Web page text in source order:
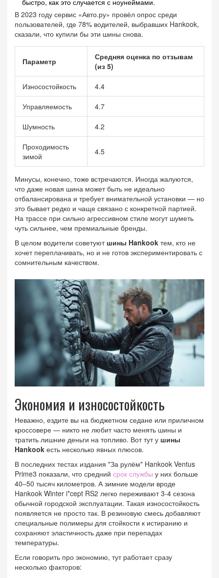
быстро, как это случается с ноунеймами.
В 2023 году сервис «Авто.ру» провёл опрос среди
пользователей, где 78% водителей, выбравших Hankook,
сказали, что купили бы эти шины снова.
Параметр
Средняя оценка по отзывам
(из 5)
Износостойкость 4.4
Управляемость 4.7
Шумность 4.2
Проходимость
зимой
4.5
Минусы, конечно, тоже встречаются. Иногда жалуются,
что даже новая шина может быть не идеально
отбалансирована и требует внимательной установки — но
это бывает редко и чаще связано с конкретной партией.
На трассе при сильно агрессивном стиле могут шуметь
чуть сильнее, чем премиальные бренды.
В целом водители советуют шины Hankook тем, кто не
хочет переплачивать, но и не готов экспериментировать с
сомнительным качеством.
Экономия и износостойкость
Неважно, ездите вы на бюджетном седане или приличном
кроссовере — никто не любит часто менять шины и
тратить лишние деньги на топливо. Вот тут у шины
Hankook есть несколько явных плюсов.
В последних тестах издания "За рулём" Hankook Ventus
Prime3 показали, что средний срок службы у них больше
40–50 тысяч километров. А зимние модели вроде
Hankook Winter i*cept RS2 легко переживают 3-4 сезона
обычной городской эксплуатации. Такая износостойкость
появляется не просто так. В резиновую смесь добавляют
специальные полимеры для стойкости к истиранию и
сохраняют эластичность даже при перепадах
температуры.
Если говорить про экономию, тут работает сразу
несколько факторов: